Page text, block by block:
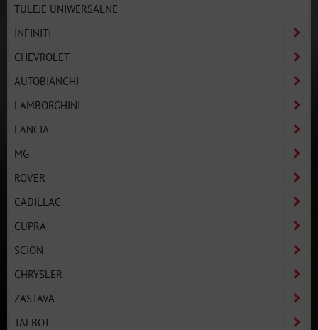
TULEJE UNIWERSALNE
INFINITI
CHEVROLET
AUTOBIANCHI
LAMBORGHINI
LANCIA
MG
ROVER
CADILLAC
CUPRA
SCION
CHRYSLER
ZASTAVA
TALBOT